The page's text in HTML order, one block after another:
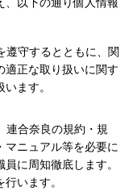
遵守するとともに、関
適正な取り扱いに関す
ます。
連合奈良の規約・規
マニュアル等を必要に
に周知徹底します。
います。